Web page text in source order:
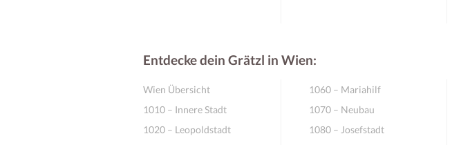
Entdecke dein Grätzl in Wien:
Wien Übersicht
1010 – Innere Stadt
1020 – Leopoldstadt
1060 – Mariahilf
1070 – Neubau
1080 – Josefstadt